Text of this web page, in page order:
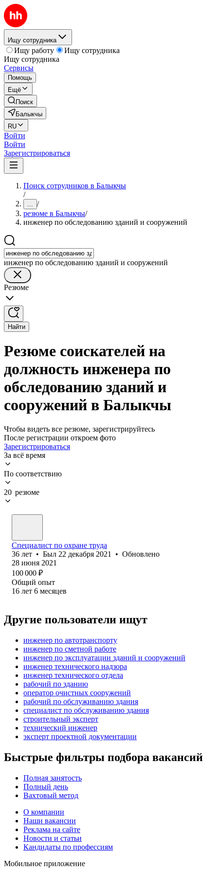
Ищу сотрудника
Ищу работу
Ищу сотрудника
Ищу сотрудника
Сервисы
Помощь
Ещё
Поиск
Балыкчы
RU
Войти
Войти
Зарегистрироваться
Поиск сотрудников в Балыкчы
/
... /
резюме в Балыкчы/
инженер по обследованию зданий и сооружений
инженер по обследованию зданий и сооружений
Резюме
Найти
Резюме соискателей на
должность инженера по
обследованию зданий и
сооружений в Балыкчы
Чтобы видеть все резюме, зарегистрируйтесь
После регистрации откроем фото
Зарегистрироваться
За всё время
По соответствию
20 резюме
Специалист по охране труда
36 лет • Был 22 декабря 2021 • Обновлено
28 июня 2021
100 000 ₽
Общий опыт
16 лет 6 месяцев
Другие пользователи ищут
инженер по автотранспорту
инженер по сметной работе
инженер по эксплуатации зданий и сооружений
инженер технического надзора
инженер технического отдела
рабочий по зданию
оператор очистных сооружений
рабочий по обслуживанию здания
специалист по обслуживанию здания
строительный эксперт
технический инженер
эксперт проектной документации
Быстрые фильтры подбора вакансий
Полная занятость
Полный день
Вахтовый метод
О компании
Наши вакансии
Реклама на сайте
Новости и статьи
Кандидаты по профессиям
Мобильное приложение